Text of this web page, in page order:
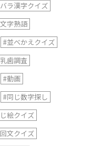
ラ漢字クイズ
字熟語
#並べかえクイズ
歯調査
#動画
#同じ数字探し
絵クイズ
文クイズ